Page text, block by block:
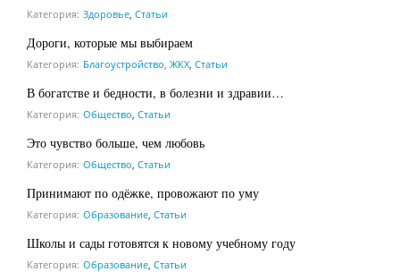
Категория: Здоровье Статьи
Дороги, которые мы выбираем
Категория: Благоустройство, ЖКХ Статьи
В богатстве и бедности, в болезни и здравии…
Категория: Общество Статьи
Это чувство больше, чем любовь
Категория: Общество Статьи
Принимают по одёжке, провожают по уму
Категория: Образование Статьи
Школы и сады готовятся к новому учебному году
Категория: Образование Статьи